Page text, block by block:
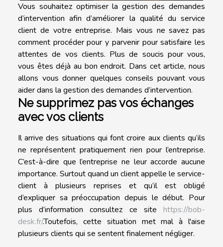
Vous souhaitez optimiser la gestion des demandes
d’intervention afin d’améliorer la qualité du service
client de votre entreprise. Mais vous ne savez pas
comment procéder pour y parvenir pour satisfaire les
attentes de vos clients. Plus de soucis pour vous,
vous êtes déjà au bon endroit. Dans cet article, nous
allons vous donner quelques conseils pouvant vous
aider dans la gestion des demandes d’intervention.
Ne supprimez pas vos échanges
avec vos clients
Il arrive des situations qui font croire aux clients qu’ils
ne représentent pratiquement rien pour l’entreprise.
C’est-à-dire que l’entreprise ne leur accorde aucune
importance. Surtout quand un client appelle le service-
client à plusieurs reprises et qu’il est obligé
d’expliquer sa préoccupation depuis le début. Pour
plus d’information consultez ce site https://bob-
desk.fr/.Toutefois, cette situation met mal à l'aise
plusieurs clients qui se sentent finalement négliger.